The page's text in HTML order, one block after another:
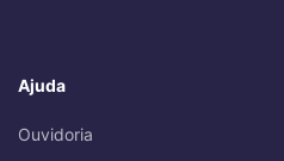
Ajuda
Ouvidoria